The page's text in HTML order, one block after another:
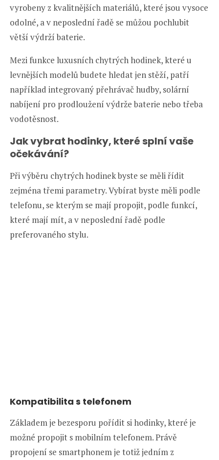
vyrobeny z kvalitnějších materiálů, které jsou vysoce
odolné, a v neposlední řadě se můžou pochlubit
větší výdrží baterie.
Mezi funkce luxusních chytrých hodinek, které u
levnějších modelů budete hledat jen stěží, patří
například integrovaný přehrávač hudby, solární
nabíjení pro prodloužení výdrže baterie nebo třeba
vodotěsnost.
Jak vybrat hodinky, které splní vaše
očekávání?
Při výběru chytrých hodinek byste se měli řídit
zejména třemi parametry. Vybírat byste měli podle
telefonu, se kterým se mají propojit, podle funkcí,
které mají mít, a v neposlední řadě podle
preferovaného stylu.
Kompatibilita s telefonem
Základem je bezesporu pořídit si hodinky, které je
možné propojit s mobilním telefonem. Právě
propojení se smartphonem je totiž jedním z